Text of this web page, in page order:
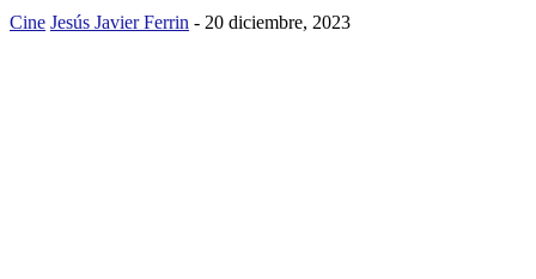
Cine Jesús Javier Ferrin - 20 diciembre, 2023